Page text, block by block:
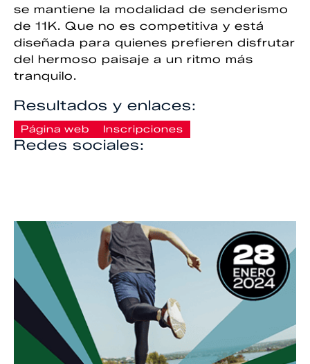
se mantiene la modalidad de senderismo
de 11K. Que no es competitiva y está
diseñada para quienes prefieren disfrutar
del hermoso paisaje a un ritmo más
tranquilo.
Resultados y enlaces:
Página web Inscripciones
Redes sociales: